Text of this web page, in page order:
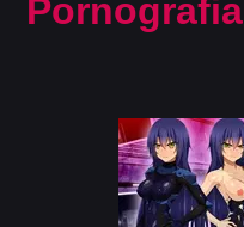
Pornografia